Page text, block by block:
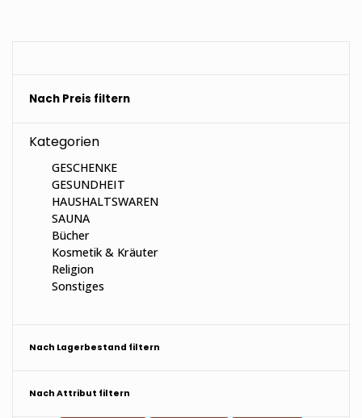
Nach Preis filtern
Kategorien
GESCHENKE
GESUNDHEIT
HAUSHALTSWAREN
SAUNA
Bücher
Kosmetik & Kräuter
Religion
Sonstiges
Nach Lagerbestand filtern
Nach Attribut filtern